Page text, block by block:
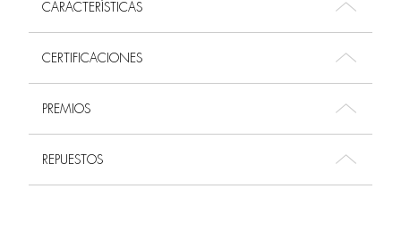
CARACTERÍSTICAS
CERTIFICACIONES
PREMIOS
REPUESTOS